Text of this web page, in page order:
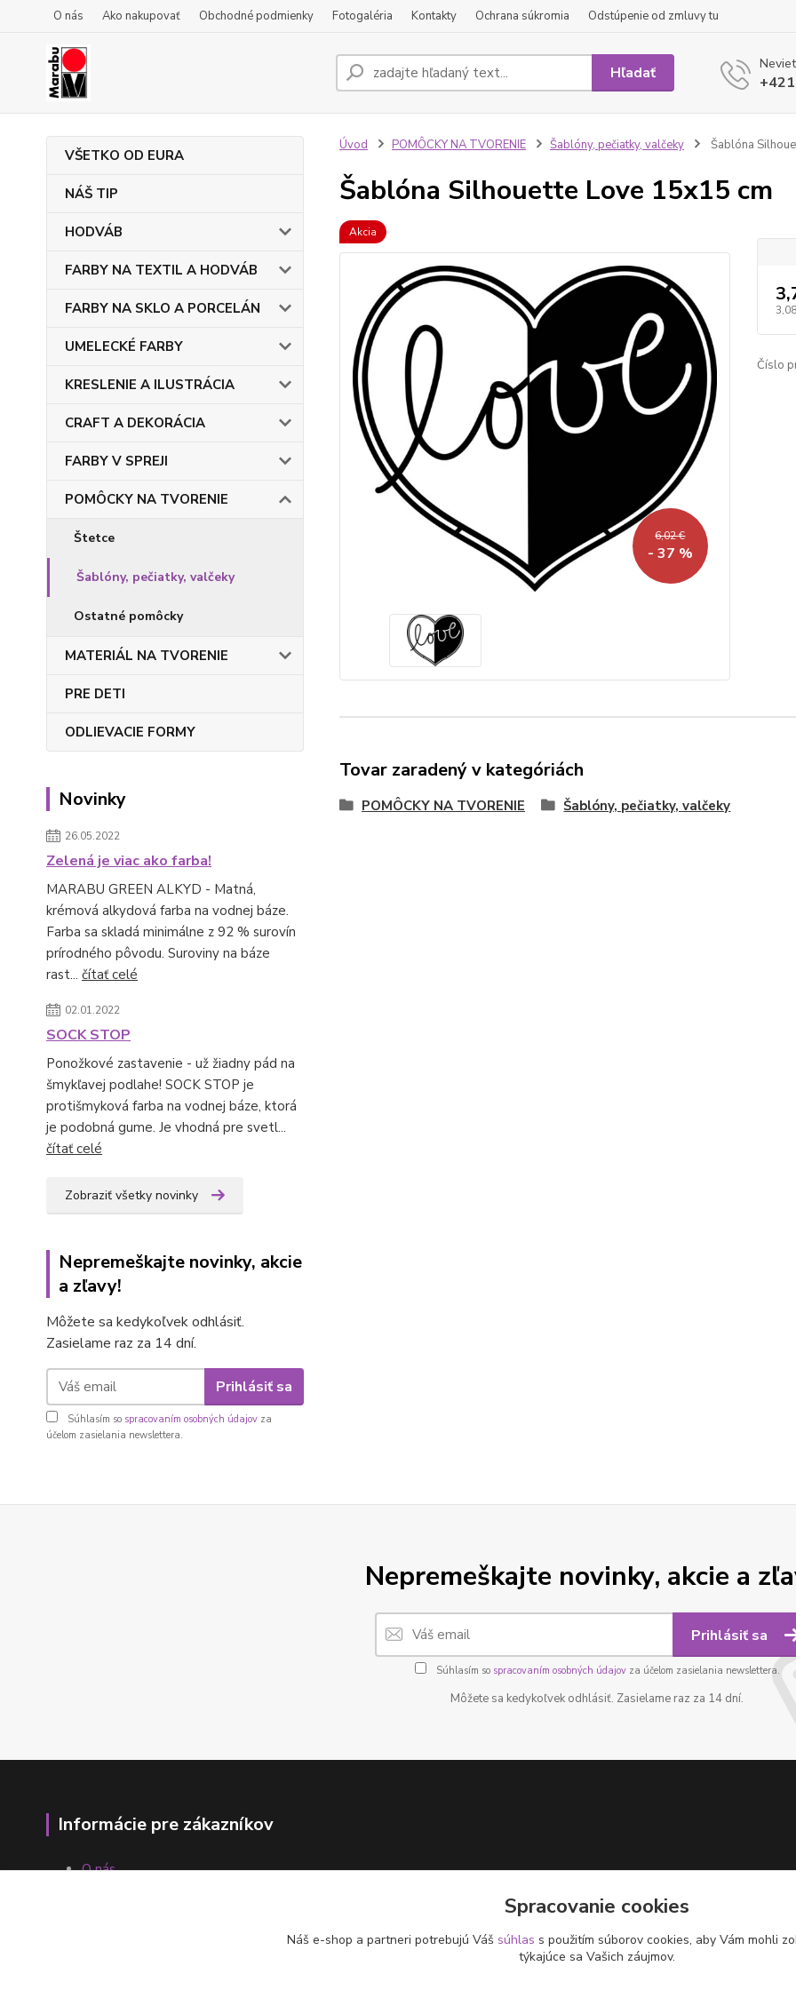
O nás Ako nakupovať Obchodné podmienky Fotogaléria Kontakty Ochrana súkromia Odstúpenie od zmluvy tu
Hľadať
VŠETKO OD EURA
NÁŠ TIP
HODVÁB
FARBY NA TEXTIL A HODVÁB
FARBY NA SKLO A PORCELÁN
UMELECKÉ FARBY
KRESLENIE A ILUSTRÁCIA
CRAFT A DEKORÁCIA
FARBY V SPREJI
POMÔCKY NA TVORENIE
Štetce
Šablóny, pečiatky, valčeky
Ostatné pomôcky
MATERIÁL NA TVORENIE
PRE DETI
ODLIEVACIE FORMY
Novinky
26.05.2022
Zelená je viac ako farba!
MARABU GREEN ALKYD - Matná,
krémová alkydová farba na vodnej báze.
Farba sa skladá minimálne z 92 % surovín
prírodného pôvodu. Suroviny na báze
rast... čítať celé
02.01.2022
SOCK STOP
Ponožkové zastavenie - už žiadny pád na
šmykľavej podlahe! SOCK STOP je
protišmyková farba na vodnej báze, ktorá
je podobná gume. Je vhodná pre svetl...
čítať celé
Zobraziť všetky novinky
Nepremeškajte novinky, akcie
a zľavy!
Môžete sa kedykoľvek odhlásiť.
Zasielame raz za 14 dní.
Prihlásiť sa
Súhlasím so spracovaním osobných údajov za
účelom zasielania newslettera.
Úvod POMÔCKY NA TVORENIE Šablóny, pečiatky, valčeky Šablóna
Šablóna Silhouette Love 15x15 cm
Akcia
6,02 €
- 37 %
Číslo
Tovar zaradený v kategóriách
POMÔCKY NA TVORENIE Šablóny, pečiatky, valčeky
Nepremeškajte novinky, akcie a
Prihlásiť sa
Súhlasím so spracovaním osobných údajovza účelom zasielania newslettera.
Môžete sa kedykoľvek odhlásiť. Zasielame raz za 14 dní.
Informácie pre zákazníkov
O nás
Spracovanie cookies
Náš e-shop a partneri potrebujú Váš súhlas s použitím súborov cookies, aby Vám mohli
týkajúce sa Vašich záujmov.